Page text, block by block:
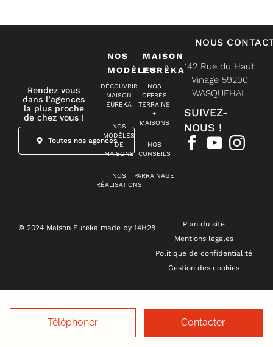
Téléphoner Contacter
Rendez vous
dans l’agences
la plus proche
de chez vous !
Toutes nos agences
NOS
MODÈLES
DÉCOUVRIR
MAISON
EUREKA
NOS
MODÈLES
DE
MAISONS
NOS
RÉALISATIONS
MAISON
EURÊKA
NOS
OFFRES
TERRAINS
+
MAISONS
NOS
CONSEILS
PARRAINAGE
NOUS
142 Rue du Haut
Vinage 59290
WASQUEHAL
SUIVEZ-
NOUS !
© 2024 Maison Eurêka made by 14H28
Plan du site
Mentions légales
Politique de confidentialité
Gestion des cookies